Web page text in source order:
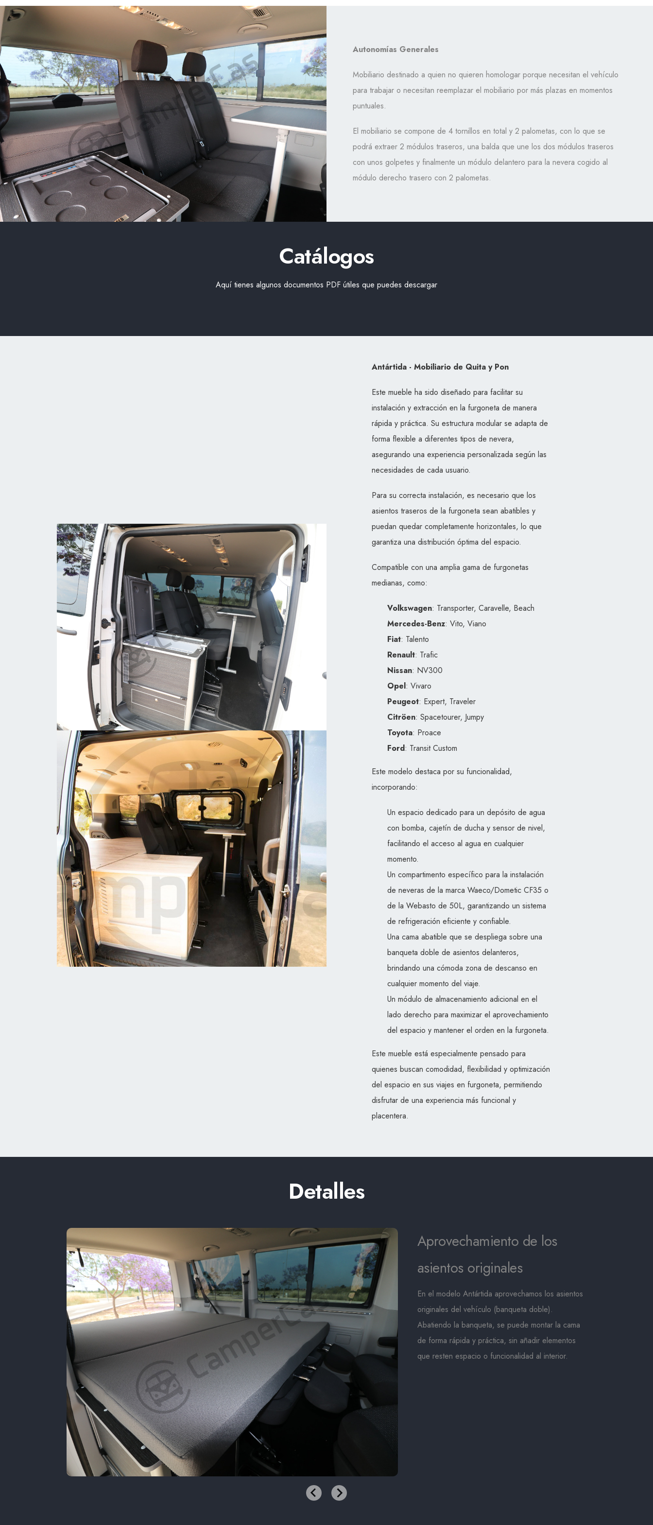
Autonomías Generales
Mobiliario destinado a quien no quieren homologar porque necesitan el vehículo
para trabajar o necesitan reemplazar el mobiliario por más plazas en momentos
puntuales.
El mobiliario se compone de 4 tornillos en total y 2 palometas, con lo que se
podrá extraer 2 módulos traseros, una balda que une los dos módulos traseros
con unos golpetes y finalmente un módulo delantero para la nevera cogido al
módulo derecho trasero con 2 palometas.
Catálogos
Aquí tienes algunos documentos PDF útiles que puedes descargar
Antártida - Mobiliario de Quita y Pon
Este mueble ha sido diseñado para facilitar su
instalación y extracción en la furgoneta de manera
rápida y práctica. Su estructura modular se adapta de
forma flexible a diferentes tipos de nevera,
asegurando una experiencia personalizada según las
necesidades de cada usuario.
Para su correcta instalación, es necesario que los
asientos traseros de la furgoneta sean abatibles y
puedan quedar completamente horizontales, lo que
garantiza una distribución óptima del espacio.
Compatible con una amplia gama de furgonetas
medianas, como:
Volkswagen: Transporter, Caravelle, Beach
Mercedes-Benz: Vito, Viano
Fiat: Talento
Renault: Trafic
Nissan: NV300
Opel: Vivaro
Peugeot: Expert, Traveler
Citröen: Spacetourer, Jumpy
Toyota: Proace
Ford: Transit Custom
Este modelo destaca por su funcionalidad,
incorporando:
Un espacio dedicado para un depósito de agua
con bomba, cajetín de ducha y sensor de nivel,
facilitando el acceso al agua en cualquier
momento.
Un compartimento específico para la instalación
de neveras de la marca Waeco/Dometic CF35 o
de la Webasto de 50L, garantizando un sistema
de refrigeración eficiente y confiable.
Una cama abatible que se despliega sobre una
banqueta doble de asientos delanteros,
brindando una cómoda zona de descanso en
cualquier momento del viaje.
Un módulo de almacenamiento adicional en el
lado derecho para maximizar el aprovechamiento
del espacio y mantener el orden en la furgoneta.
Este mueble está especialmente pensado para
quienes buscan comodidad, flexibilidad y optimización
del espacio en sus viajes en furgoneta, permitiendo
disfrutar de una experiencia más funcional y
placentera.
Detalles
Aprovechamiento de los
asientos originales
En el modelo Antártida aprovechamos los asientos
originales del vehículo (banqueta doble).
Abatiendo la banqueta, se puede montar la cama
de forma rápida y práctica, sin añadir elementos
que resten espacio o funcionalidad al interior.